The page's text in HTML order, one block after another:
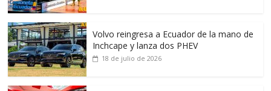
Volvo reingresa a Ecuador de la mano de
Inchcape y lanza dos PHEV
18 de julio de 2026